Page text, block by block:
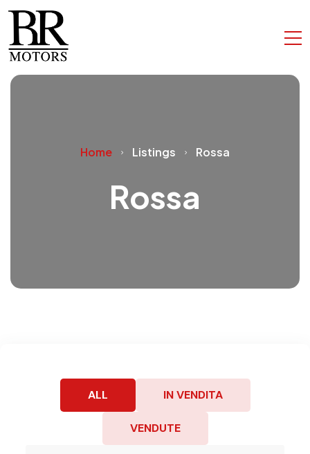
Home Listings Rossa
Rossa
ALL IN VENDITA
VENDUTE